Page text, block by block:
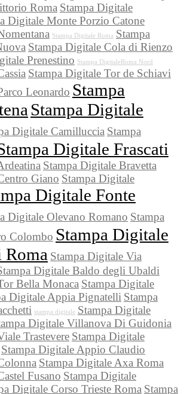
Roma Stampa Digitale
Digitale Monte Porzio Catone
Stampa Digitale Roma Stampa
Stampa Digitale Cola di Rienzo
Prenestino Stampa DigitaleRoma Nord
Stampa Digitale Tor de Schiavi
Leonardo Stampa
Stampa Digitale
Digitale Camilluccia Stampa
Digitale Frascati
Stampa Digitale Bravetta
Giano Stampa Digitale
Digitale Fonte
Digitale Olevano Romano Stampa
Colombo Stampa Digitale
Roma Stampa Digitale Via
Digitale Baldo degli Ubaldi
Bella Monaca Stampa Digitale
Digitale Appia Pignatelli Stampa
stampa digitale Stampa Digitale
Digitale Villanova Di Guidonia
Trastevere Stampa Digitale
Stampa Digitale Appio Claudio
Stampa Digitale Axa Roma
Fusano Stampa Digitale
Digitale Corso Trieste Roma Stampa